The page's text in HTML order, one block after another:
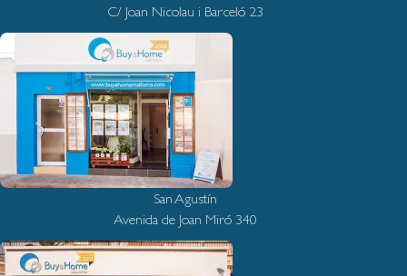
C/ Joan Nicolau i Barceló 23
San Agustín
Avenida de Joan Miró 340